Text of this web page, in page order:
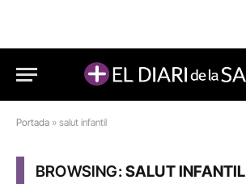
Portada » salut infantil
BROWSING:SALUT INFANTIL